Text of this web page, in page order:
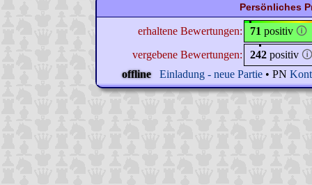
Persönliches
erhaltene Bewertungen: 71 positiv 🛈
vergebene Bewertungen:
242 positiv 🛈
offline
Einladung - neue Partie • PN